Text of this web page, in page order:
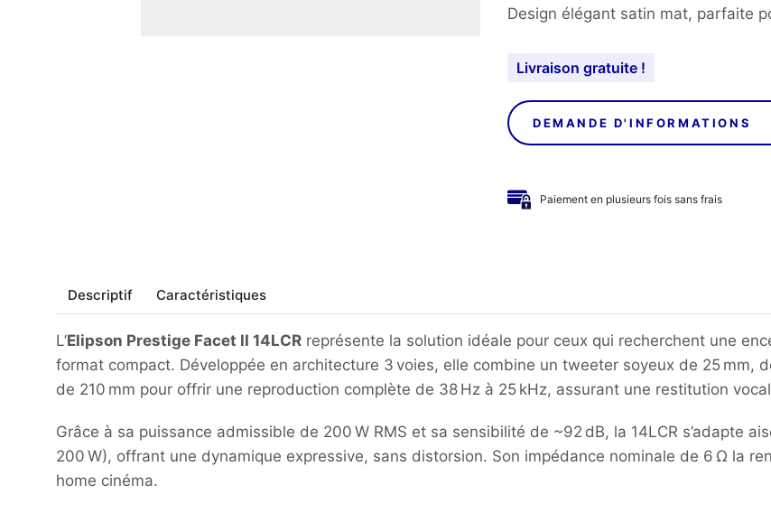
Design élégant satin mat, parfaite
Livraison gratuite !
DEMANDE D'INFORMATIONS
Paiement en plusieurs fois sans frais
Descriptif Caractéristiques
L’Elipson Prestige Facet II 14LCR représente la solution idéale pour ceux qui recherchent une
format compact. Développée en architecture 3 voies, elle combine un tweeter soyeux de 25 mm,
de 210 mm pour offrir une reproduction complète de 38 Hz à 25 kHz, assurant une restitution
Grâce à sa puissance admissible de 200 W RMS et sa sensibilité de ~92 dB, la 14LCR s’adapte
200 W), offrant une dynamique expressive, sans distorsion. Son impédance nominale de 6 Ω la
home cinéma.